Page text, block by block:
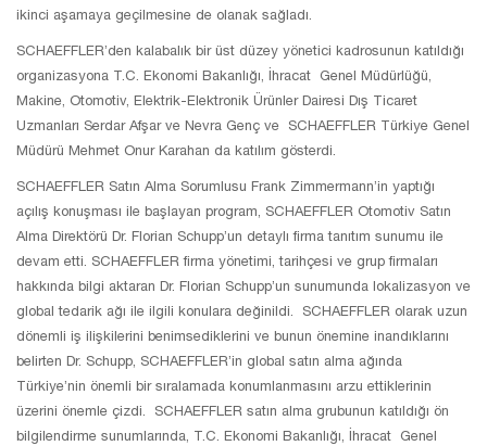
ikinci aşamaya geçilmesine de olanak sağladı.
SCHAEFFLER’den kalabalık bir üst düzey yönetici kadrosunun katıldığı
organizasyona T.C. Ekonomi Bakanlığı, İhracat Genel Müdürlüğü,
Makine, Otomotiv, Elektrik-Elektronik Ürünler Dairesi Dış Ticaret
Uzmanları Serdar Afşar ve Nevra Genç ve SCHAEFFLER Türkiye Genel
Müdürü Mehmet Onur Karahan da katılım gösterdi.
SCHAEFFLER Satın Alma Sorumlusu Frank Zimmermann’in yaptığı
açılış konuşması ile başlayan program, SCHAEFFLER Otomotiv Satın
Alma Direktörü Dr. Florian Schupp’un detaylı firma tanıtım sunumu ile
devam etti. SCHAEFFLER firma yönetimi, tarihçesi ve grup firmaları
hakkında bilgi aktaran Dr. Florian Schupp’un sunumunda lokalizasyon ve
global tedarik ağı ile ilgili konulara değinildi. SCHAEFFLER olarak uzun
dönemli iş ilişkilerini benimsediklerini ve bunun önemine inandıklarını
belirten Dr. Schupp, SCHAEFFLER’in global satın alma ağında
Türkiye’nin önemli bir sıralamada konumlanmasını arzu ettiklerinin
üzerini önemle çizdi. SCHAEFFLER satın alma grubunun katıldığı ön
bilgilendirme sunumlarında, T.C. Ekonomi Bakanlığı, İhracat Genel